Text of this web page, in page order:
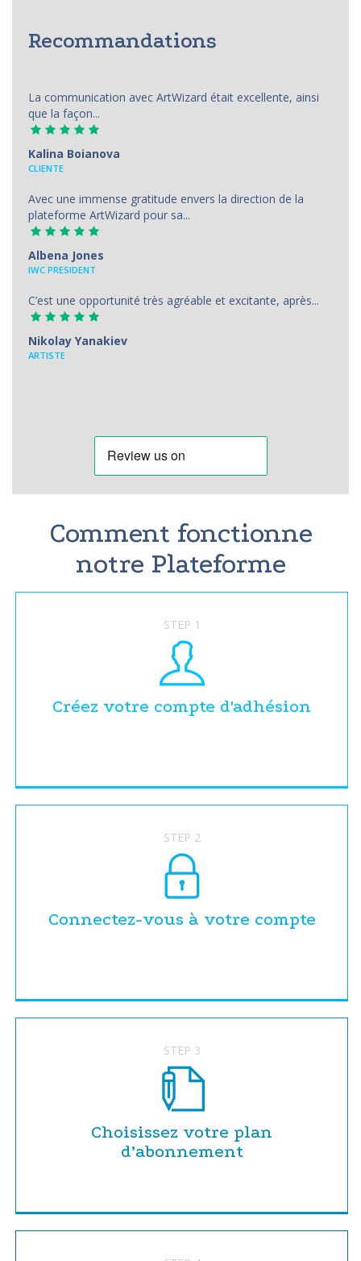
Recommandations
La communication avec ArtWizard était excellente, ainsi
que la façon...
Kalina Boianova
CLIENTE
Avec une immense gratitude envers la direction de la
plateforme ArtWizard pour sa...
Albena Jones
IWC PRESIDENT
C’est une opportunité très agréable et excitante, après...
Nikolay Yanakiev
ARTISTE
Comment fonctionne
notre Plateforme
STEP 1
Créez votre compte d'adhésion
STEP 2
Connectez-vous à votre compte
STEP 3
Choisissez votre plan
d’abonnement